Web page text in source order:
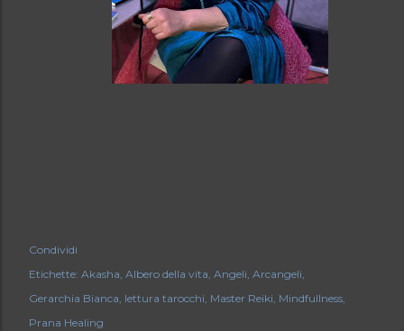
Condividi
Etichette: Akasha Albero della vita Angeli Arcangeli
Gerarchia Bianca lettura tarocchi Master Reiki Mindfullness
Prana Healing